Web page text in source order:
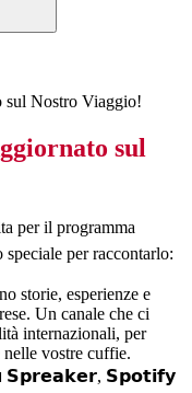
sul Nostro Viaggio!
sul
per il programma
speciale per raccontarlo:
storie, esperienze e
Un canale che ci
internazionali, per
nelle vostre cuffie.
𝗦𝗽𝗿𝗲𝗮𝗸𝗲𝗿, 𝗦𝗽𝗼𝘁𝗶𝗳𝘆